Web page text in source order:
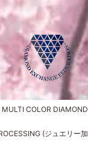
MULTI COLOR
(ジュエリー加